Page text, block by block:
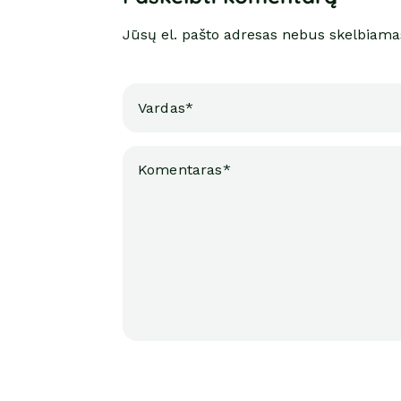
Jūsų el. pašto adresas nebus